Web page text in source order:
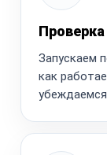
Запускаем
как